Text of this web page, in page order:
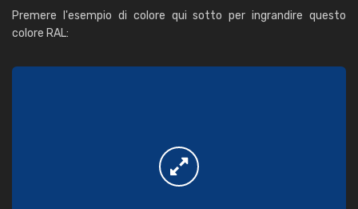
Premere l'esempio di colore qui sotto per ingrandire questo
colore RAL: